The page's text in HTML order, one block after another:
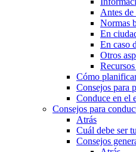
Antes
Normas
En
En caso
Otros
Cómo
Consejos para
Conduce en el
Consejos para
Atrás
Cuál debe ser
Consejos